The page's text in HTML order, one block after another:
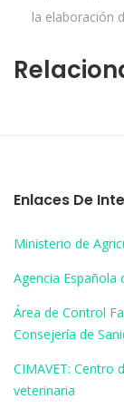
la elaboración
Enlaces De
Ministerio de
Agencia
Área de Control
Consejería de
CIMAVET: Centro
veterinaria